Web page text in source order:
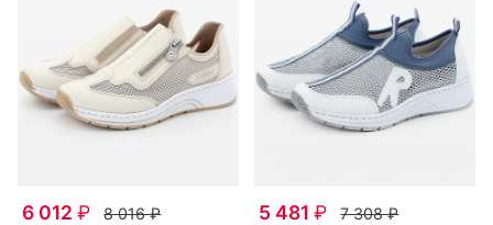
6 012₽ 8 016₽ 5 481₽ 7 308₽